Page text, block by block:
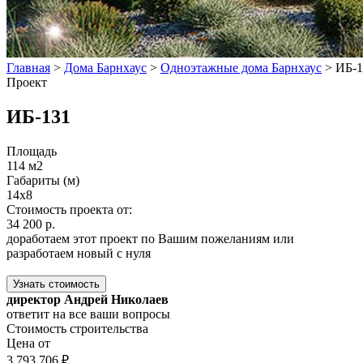
Главная > Дома Барнхаус > Одноэтажные дома Барнхаус > ИБ-
Проект
ИБ-131
Площадь
114 м2
Габариты (м)
14x8
Стоимость проекта от:
34 200 р.
доработаем этот проект по Вашим пожеланиям или
разработаем новый с нуля
Узнать стоимость
директор Андрей Николаев
ответит на все ваши вопросы
Стоимость строительства
Цена от
3 793 706 ₽